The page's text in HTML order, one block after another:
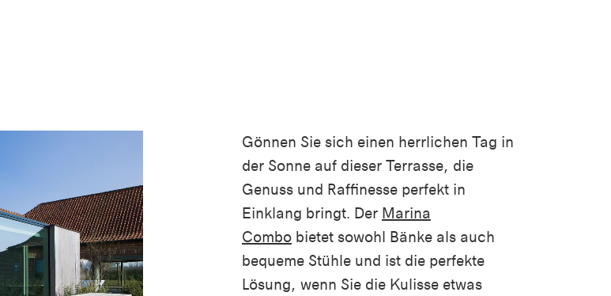
Gönnen Sie sich einen herrlichen Tag in
der Sonne auf dieser Terrasse, die
Genuss und Raffinesse perfekt in
Einklang bringt. Der Marina
Combo bietet sowohl Bänke als auch
bequeme Stühle und ist die perfekte
Lösung, wenn Sie die Kulisse etwas